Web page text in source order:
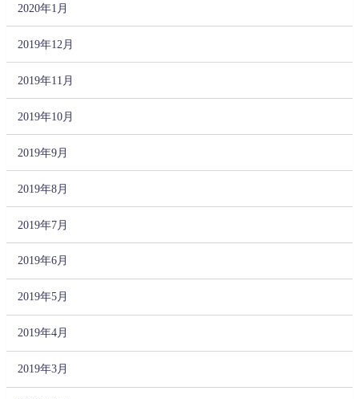
2020年1月
2019年12月
2019年11月
2019年10月
2019年9月
2019年8月
2019年7月
2019年6月
2019年5月
2019年4月
2019年3月